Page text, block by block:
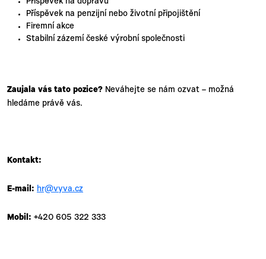
Příspěvek na dopravu
Příspěvek na penzijní nebo životní připojištění
Firemní akce
Stabilní zázemí české výrobní společnosti
Zaujala vás tato pozice? Neváhejte se nám ozvat – možná
hledáme právě vás.
Kontakt:
E-mail: hr@vyva.cz
Mobil: +420 605 322 333